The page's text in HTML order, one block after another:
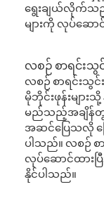
ရွေးချယ်လိုက်သ
များကို လုပ်ဆေ
လစဉ် စာရင်းသွ
လစဉ် စာရင်းသွင်
မိုဘိုင်းဖုန်းများ
မည်သည့်အချိန်
အဆင်ပြေသလို ပ
ပါသည်။ လစဉ် စ
လုပ်ဆောင်ထားပ
နိုင်ပါသည်။